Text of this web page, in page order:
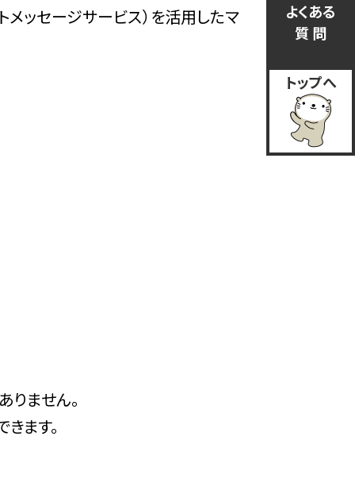
ッセージサービス）を活用したマ
ません。
ます。
よくある
質 問
トップへ